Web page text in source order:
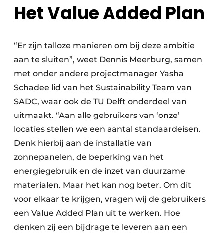
Het Value Added Plan
“Er zijn talloze manieren om bij deze ambitie
aan te sluiten”, weet Dennis Meerburg, samen
met onder andere projectmanager Yasha
Schadee lid van het Sustainability Team van
SADC, waar ook de TU Delft onderdeel van
uitmaakt. “Aan alle gebruikers van ‘onze’
locaties stellen we een aantal standaardeisen.
Denk hierbij aan de installatie van
zonnepanelen, de beperking van het
energiegebruik en de inzet van duurzame
materialen. Maar het kan nog beter. Om dit
voor elkaar te krijgen, vragen wij de gebruikers
een Value Added Plan uit te werken. Hoe
denken zij een bijdrage te leveren aan een